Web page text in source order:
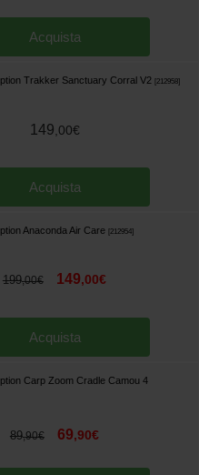
Acquista
Trakker Sanctuary Corral V2 [212958]
149 00€
Acquista
Anaconda Air Care [212954]
199,00€ 149,00€
Acquista
Carp Zoom Cradle Camou 4
89,90€ 69,90€